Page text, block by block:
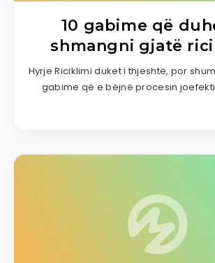
10 gabime që
shmangni gjatë
Hyrje Riciklimi duket i thjeshtë, por
gabime që e bëjnë procesin